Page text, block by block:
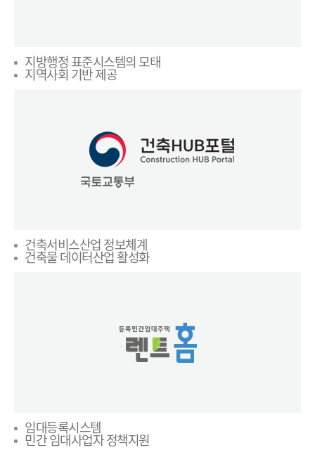
지방행정 표준시스템의 모태
지역사회 기반 제공
건축서비스산업 정보체계
건축물 데이터산업 활성화
임대등록시스템
민간 임대사업자 정책지원